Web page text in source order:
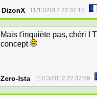
DizonX 11/13/2012 22:37:10
Mais t'inquiète pas, chéri !
concept
Zero-Ista 11/13/2012 22:37:59